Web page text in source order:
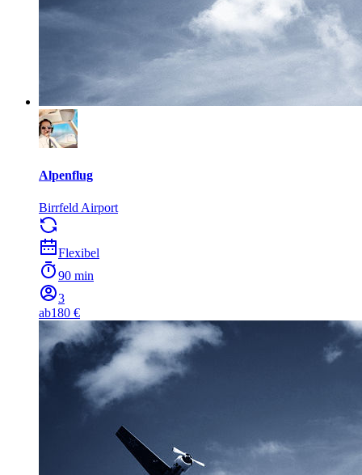
Alpenflug
Birrfeld Airport
Flexibel
90 min
3
ab180 €